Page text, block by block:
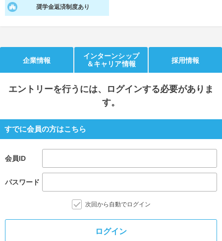
適職診断
就活時事ニュースを更新 不明点があればこちら
奨学金返済制度あり
企業情報
インターンシップ
＆キャリア情報
採用情報
エントリーを行うには、ログインする必要がありま
す。
すでに会員の方はこちら
会員ID
パスワード
次回から自動でログイン
ログイン